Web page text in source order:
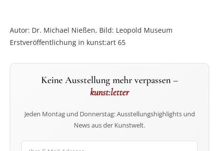
Autor: Dr. Michael Nießen, Bild: Leopold Museum
Erstveröffentlichung in kunst:art 65
Keine Ausstellung mehr verpassen –
kunst:letter
Jeden Montag und Donnerstag: Ausstellungshighlights und
News aus der Kunstwelt.